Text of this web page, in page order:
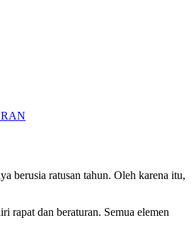
berusia ratusan tahun. Oleh karena itu,
rapat dan beraturan. Semua elemen